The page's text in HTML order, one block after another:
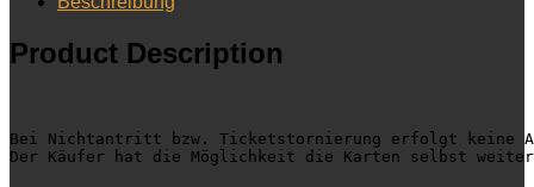
11.12.2021
Product Description
Bei Nichtantritt bzw. Ticketstornierung erfolgt keine
Der Käufer hat die Möglichkeit die Karten selbst